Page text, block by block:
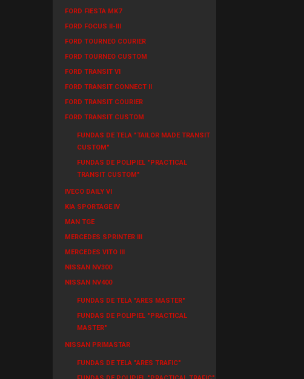
FORD FIESTA MK7
FORD FOCUS II-III
FORD TOURNEO COURIER
FORD TOURNEO CUSTOM
FORD TRANSIT VI
FORD TRANSIT CONNECT II
FORD TRANSIT COURIER
FORD TRANSIT CUSTOM
FUNDAS DE TELA "TAILOR MADE TRANSIT
CUSTOM"
FUNDAS DE POLIPIEL "PRACTICAL
TRANSIT CUSTOM"
IVECO DAILY VI
KIA SPORTAGE IV
MAN TGE
MERCEDES SPRINTER III
MERCEDES VITO III
NISSAN NV300
NISSAN NV400
FUNDAS DE TELA "ARES MASTER"
FUNDAS DE POLIPIEL "PRACTICAL
MASTER"
NISSAN PRIMASTAR
FUNDAS DE TELA "ARES TRAFIC"